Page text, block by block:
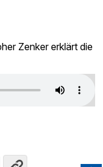
Zenker erklärt die